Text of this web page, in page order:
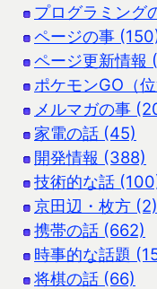
プログラミング
ページの事
ページ更新情報
ポケモンGO（
メルマガの事
家電の話 (45)
開発情報 (388)
技術的な話
京田辺・枚方 (2)
携帯の話 (662)
時事的な話題
将棋の話 (66)